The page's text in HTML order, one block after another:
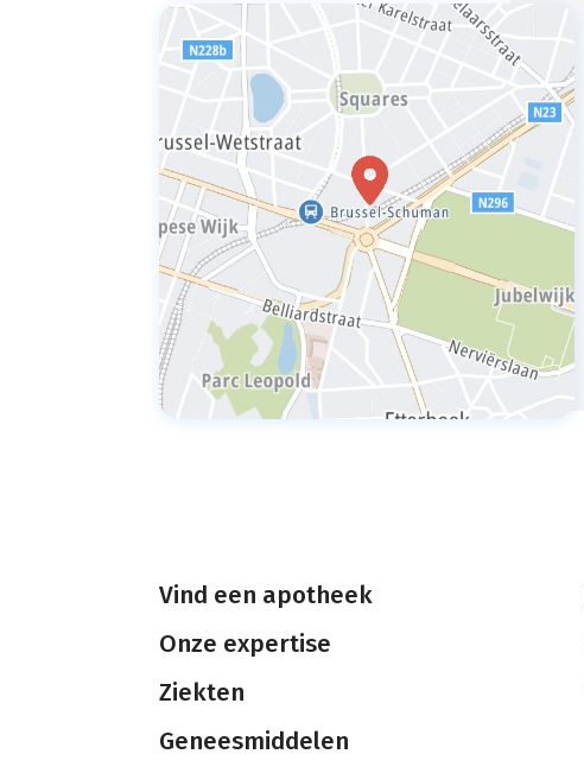
Vind een apotheek
Onze expertise
Ziekten
Geneesmiddelen